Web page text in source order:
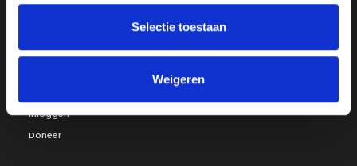
Selectie toestaan
Weigeren
Inloggen
Doneer